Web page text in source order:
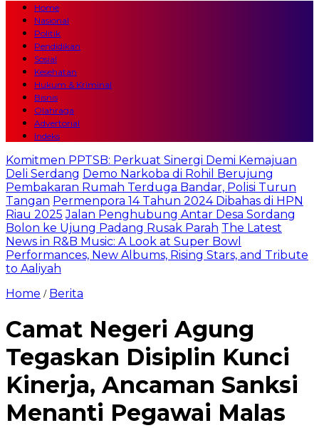
Home
Nasional
Politik
Pendidikan
Sosial
Kesehatan
Hukum & Kriminal
Bisnis
Olahraga
Advertorial
Indeks
Komitmen PPTSB: Perkuat Sinergi Demi Kemajuan
Deli Serdang Demo Narkoba di Rohil Berujung
Pembakaran Rumah Terduga Bandar, Polisi Turun
Tangan Permenpora 14 Tahun 2024 Dibahas di HPN
Riau 2025 Jalan Penghubung Antar Desa Sordang
Bolon ke Ujung Padang Rusak Parah The Latest
News in R&B Music: A Look at Super Bowl
Performances, New Albums, Rising Stars, and Tribute
to Aaliyah
Home / Berita
Camat Negeri Agung
Tegaskan Disiplin Kunci
Kinerja, Ancaman Sanksi
Menanti Pegawai Malas